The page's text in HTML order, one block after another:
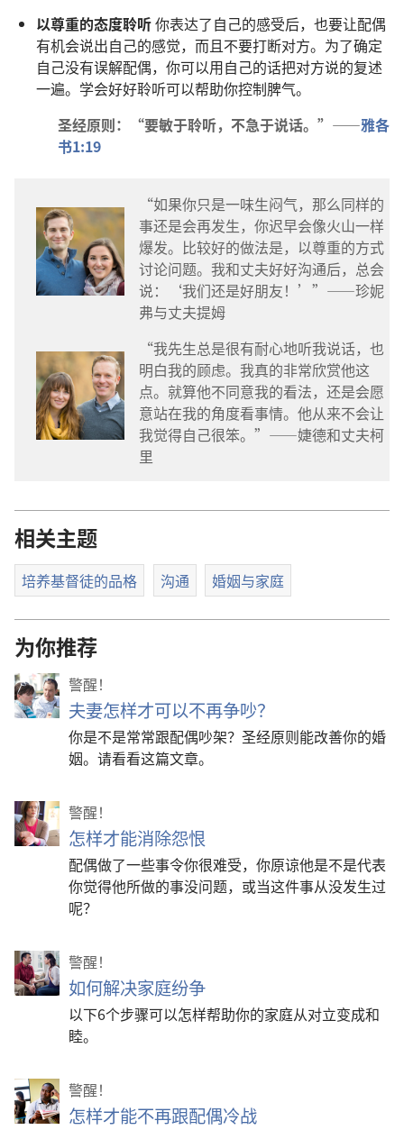
以尊重的态度聆听你表达了自己的感受后，也要让配偶
有机会说出自己的感觉，而且不要打断对方。为了确定
自己没有误解配偶，你可以用自己的话把对方说的复述
一遍。学会好好聆听可以帮助你控制脾气。
圣经原则：“要敏于聆听，不急于说话。”——雅各
书1:19
“如果你只是一味生闷气，那么同样的
事还是会再发生，你迟早会像火山一样
爆发。比较好的做法是，以尊重的方式
讨论问题。我和丈夫好好沟通后，总会
说：‘我们还是好朋友！’”——珍妮
弗与丈夫提姆
“我先生总是很有耐心地听我说话，也
明白我的顾虑。我真的非常欣赏他这
点。就算他不同意我的看法，还是会愿
意站在我的角度看事情。他从来不会让
我觉得自己很笨。”——婕德和丈夫柯
里
相关主题
培养基督徒的品格 沟通 婚姻与家庭
为你推荐
警醒！
夫妻怎样才可以不再争吵？
你是不是常常跟配偶吵架？圣经原则能改善你的婚
姻。请看看这篇文章。
警醒！
怎样才能消除怨恨
配偶做了一些事令你很难受，你原谅他是不是代表
你觉得他所做的事没问题，或当这件事从没发生过
呢？
警醒！
如何解决家庭纷争
以下6个步骤可以怎样帮助你的家庭从对立变成和
睦。
警醒！
怎样才能不再跟配偶冷战